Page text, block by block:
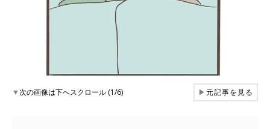
▼次の画像は下へスクロール (1/6) ▶元記事を見る